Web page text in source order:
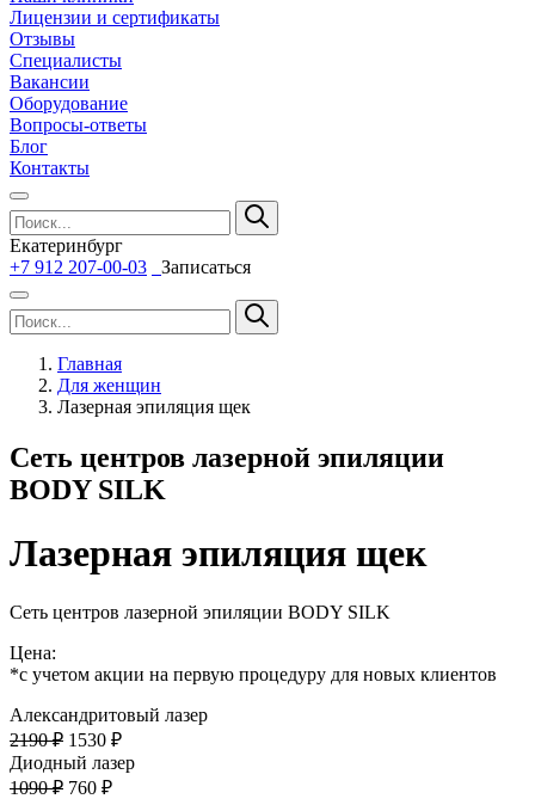
Лицензии и сертификаты
Отзывы
Специалисты
Вакансии
Оборудование
Вопросы-ответы
Блог
Контакты
Екатеринбург
+7 912 207-00-03
Записаться
Главная
Для женщин
Лазерная эпиляция щек
Сеть центров лазерной эпиляции
BODY SILK
Лазерная эпиляция щек
Сеть центров лазерной эпиляции BODY SILK
Цена:
*с учетом акции на первую процедуру для новых клиентов
Александритовый лазер
2190 ₽ 1530 ₽
Диодный лазер
1090 ₽ 760 ₽